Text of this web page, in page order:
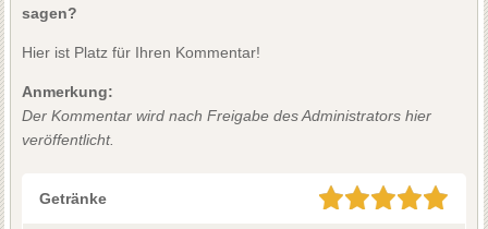
sagen?
Hier ist Platz für Ihren Kommentar!
Anmerkung:
Der Kommentar wird nach Freigabe des Administrators hier
veröffentlicht.
Getränke